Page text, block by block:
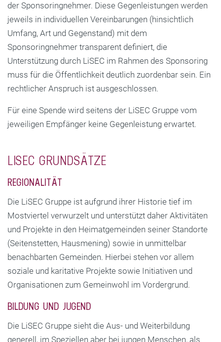
der Sponsoringnehmer. Diese Gegenleistungen werden
jeweils in individuellen Vereinbarungen (hinsichtlich
Umfang, Art und Gegenstand) mit dem
Sponsoringnehmer transparent definiert, die
Unterstützung durch LiSEC im Rahmen des Sponsoring
muss für die Öffentlichkeit deutlich zuordenbar sein. Ein
rechtlicher Anspruch ist ausgeschlossen.
Für eine Spende wird seitens der LiSEC Gruppe vom
jeweiligen Empfänger keine Gegenleistung erwartet.
LISEC GRUNDSÄTZE
REGIONALITÄT
Die LiSEC Gruppe ist aufgrund ihrer Historie tief im
Mostviertel verwurzelt und unterstützt daher Aktivitäten
und Projekte in den Heimatgemeinden seiner Standorte
(Seitenstetten, Hausmening) sowie in unmittelbar
benachbarten Gemeinden. Hierbei stehen vor allem
soziale und karitative Projekte sowie Initiativen und
Organisationen zum Gemeinwohl im Vordergrund.
BILDUNG UND JUGEND
Die LiSEC Gruppe sieht die Aus- und Weiterbildung
generell, im Speziellen aber bei jungen Menschen, als